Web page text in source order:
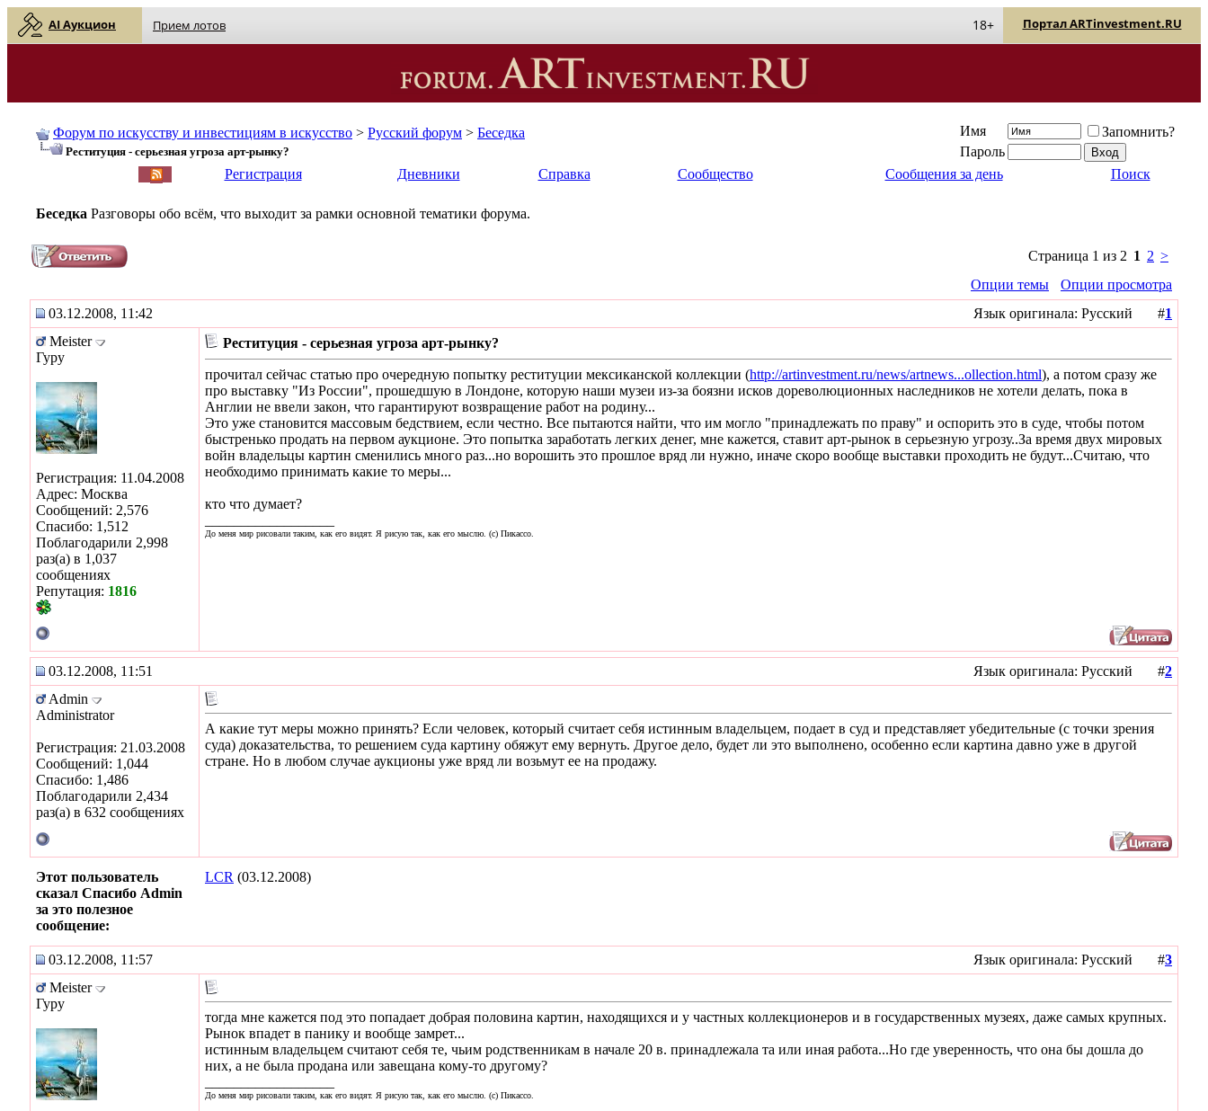
AI Аукцион Прием лотов Портал ARTinvestment.RU
18+
Форум по искусству и инвестициям в искусство > Русский форум > Беседка
Реституция - серьезная угроза арт-рынку?
Имя
Запомнить?
Пароль
Регистрация Дневники Справка Сообщество Сообщения за день Поиск
Беседка Разговоры обо всём, что выходит за рамки основной тематики форума.
Страница 1 из 2 1 2 >
Опции темы
Опции просмотра
03.12.2008, 11:42
Язык оригинала: Русский #1
Meister
Гуру
Регистрация: 11.04.2008
Адрес: Москва
Сообщений: 2,576
Спасибо: 1,512
Поблагодарили 2,998
раз(а) в 1,037
сообщениях
Репутация: 1816
Реституция - серьезная угроза арт-рынку?
прочитал сейчас статью про очередную попытку реституции мексиканской коллекции (http://artinvestment.ru/news/artnews...ollection.html), а потом сразу же
про выставку "Из России", прошедшую в Лондоне, которую наши музеи из-за боязни исков дореволюционных наследников не хотели делать, пока в
Англии не ввели закон, что гарантируют возвращение работ на родину...
Это уже становится массовым бедствием, если честно. Все пытаются найти, что им могло "принадлежать по праву" и оспорить это в суде, чтобы потом
быстренько продать на первом аукционе. Это попытка заработать легких денег, мне кажется, ставит арт-рынок в серьезную угрозу..За время двух мировых
войн владельцы картин сменились много раз...но ворошить это прошлое вряд ли нужно, иначе скоро вообще выставки проходить не будут...Считаю, что
необходимо принимать какие то меры...
кто что думает?
До меня мир рисовали таким, как его видят. Я рисую так, как его мыслю. (с) Пикассо.
03.12.2008, 11:51 Язык оригинала: Русский #2
Admin
Administrator
Регистрация: 21.03.2008
Сообщений: 1,044
Спасибо: 1,486
Поблагодарили 2,434
раз(а) в 632 сообщениях
А какие тут меры можно принять? Если человек, который считает себя истинным владельцем, подает в суд и представляет убедительные (с точки зрения
суда) доказательства, то решением суда картину обяжут ему вернуть. Другое дело, будет ли это выполнено, особенно если картина давно уже в другой
стране. Но в любом случае аукционы уже вряд ли возьмут ее на продажу.
Этот пользователь
сказал Спасибо Admin
за это полезное
сообщение:
LCR (03.12.2008)
03.12.2008, 11:57 Язык оригинала: Русский #3
Meister
Гуру
тогда мне кажется под это попадает добрая половина картин, находящихся и у частных коллекционеров и в государственных музеях, даже самых крупных.
Рынок впадет в панику и вообще замрет...
истинным владельцем считают себя те, чьим родственникам в начале 20 в. принадлежала та или иная работа...Но где уверенность, что она бы дошла до
них, а не была продана или завещана кому-то другому?
До меня мир рисовали таким, как его видят. Я рисую так, как его мыслю. (с) Пикассо.